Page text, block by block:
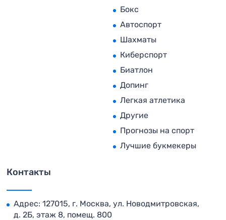
Бокс
Автоспорт
Шахматы
Киберспорт
Биатлон
Допинг
Легкая атлетика
Другие
Прогнозы на спорт
Лучшие букмекеры
Контакты
Адрес: 127015, г. Москва, ул. Новодмитровская,
д. 2Б, этаж 8, помещ. 800